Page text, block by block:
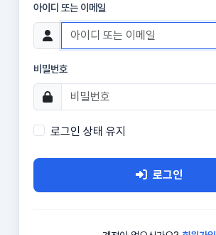
아이디 또는 이메일
비밀번호
로그인 상태 유지
로그인